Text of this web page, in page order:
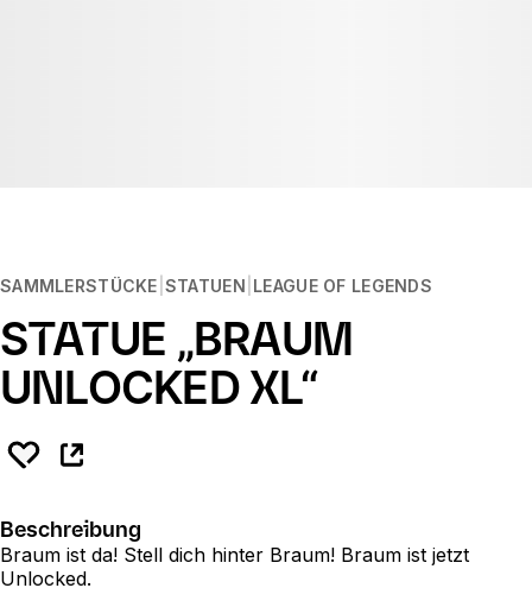
SAMMLERSTÜCKE STATUEN LEAGUE OF LEGENDS
STATUE „BRAUM
UNLOCKED XL“
Beschreibung
Braum ist da! Stell dich hinter Braum! Braum ist jetzt
Unlocked.